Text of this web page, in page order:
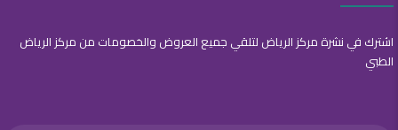
اشترك في نشرة مركز الرياض لتلقي جميع العروض والخصومات من مركز الرياض
الطبي